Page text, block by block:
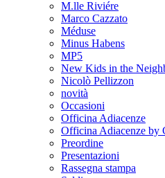
M.lle Riviére
Marco Cazzato
Méduse
Minus Habens
MP5
New Kids in the
Nicolò Pellizzon
novità
Occasioni
Officina Adiacenze
Officina Adiacenze by
Preordine
Presentazioni
Rassegna stampa